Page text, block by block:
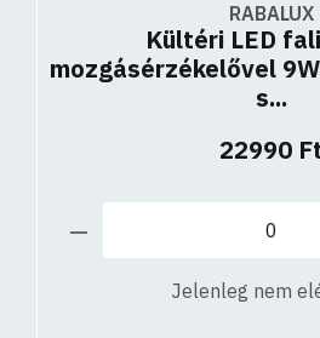
RABALUX
Kültéri LED
mozgásérzékelővel
s...
22990
Jelenleg nem